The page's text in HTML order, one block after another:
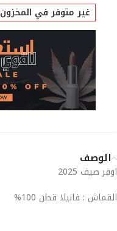
غير متوفر في المخزون
الوصف
اوفر صيف 2025
القماش : فانيلا قطن 100%